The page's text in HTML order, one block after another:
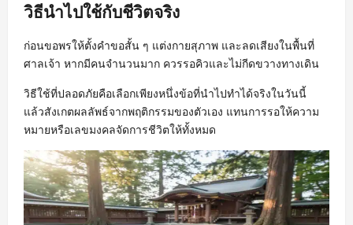
วิธีนำไปใช้กับชีวิตจริง
ก่อนขอพรให้ตั้งคำขอสั้น ๆ แต่งกายสุภาพ และลดเสียงในพื้นที่
ศาลเจ้า หากมีคนจำนวนมาก ควรรอคิวและไม่กีดขวางทางเดิน
วิธีใช้ที่ปลอดภัยคือเลือกเพียงหนึ่งข้อที่นำไปทำได้จริงในวันนี้
แล้วสังเกตผลลัพธ์จากพฤติกรรมของตัวเอง แทนการรอให้ความ
หมายหรือเลขมงคลจัดการชีวิตให้ทั้งหมด